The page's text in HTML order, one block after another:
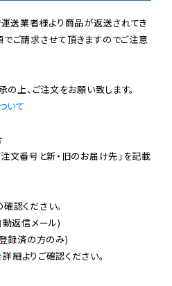
送業者様より商品が返送されてき
ご請求させて頂きますのでご注意
いて
注文番号と新・旧のお届け先」を記載
認ください。
返信メール)
録済の方のみ)
詳細よりご確認ください。